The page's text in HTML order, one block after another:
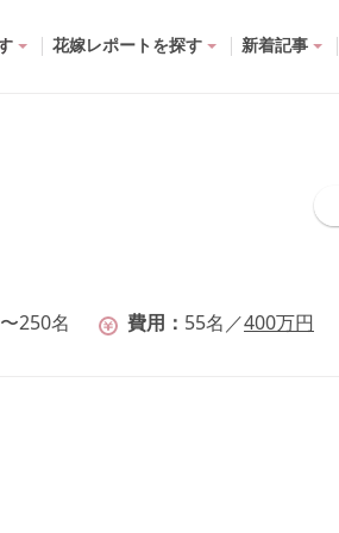
花嫁レポートを探す 新着記事
250名 費用 55名 ／400万円